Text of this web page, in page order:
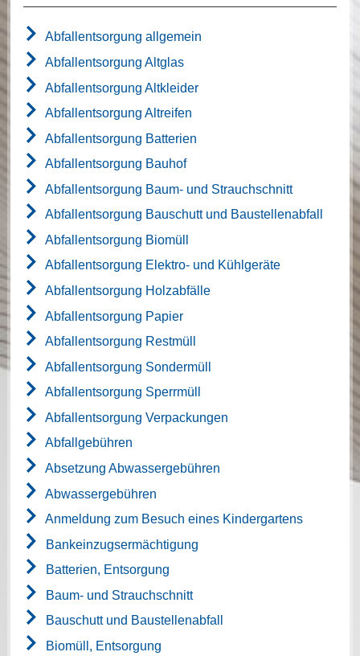
Abfallentsorgung allgemein
Abfallentsorgung Altglas
Abfallentsorgung Altkleider
Abfallentsorgung Altreifen
Abfallentsorgung Batterien
Abfallentsorgung Bauhof
Abfallentsorgung Baum- und Strauchschnitt
Abfallentsorgung Bauschutt und Baustellenabfall
Abfallentsorgung Biomüll
Abfallentsorgung Elektro- und Kühlgeräte
Abfallentsorgung Holzabfälle
Abfallentsorgung Papier
Abfallentsorgung Restmüll
Abfallentsorgung Sondermüll
Abfallentsorgung Sperrmüll
Abfallentsorgung Verpackungen
Abfallgebühren
Absetzung Abwassergebühren
Abwassergebühren
Anmeldung zum Besuch eines Kindergartens
Bankeinzugsermächtigung
Batterien, Entsorgung
Baum- und Strauchschnitt
Bauschutt und Baustellenabfall
Biomüll, Entsorgung